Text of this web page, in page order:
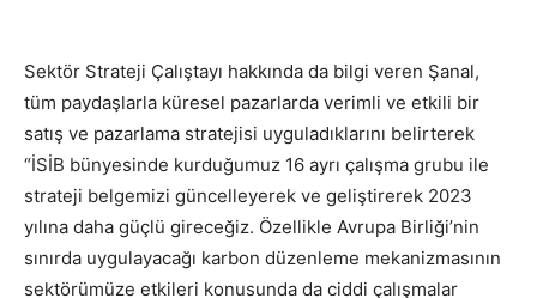
Sektör Strateji Çalıştayı hakkında da bilgi veren Şanal,
tüm paydaşlarla küresel pazarlarda verimli ve etkili bir
satış ve pazarlama stratejisi uyguladıklarını belirterek
“İSİB bünyesinde kurduğumuz 16 ayrı çalışma grubu ile
strateji belgemizi güncelleyerek ve geliştirerek 2023
yılına daha güçlü gireceğiz. Özellikle Avrupa Birliği’nin
sınırda uygulayacağı karbon düzenleme mekanizmasının
sektörümüze etkileri konusunda da ciddi çalışmalar